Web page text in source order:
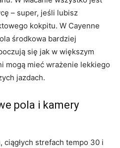
– super, jeśli lubisz
kokpitu. W Cayenne
środkowa bardziej
się jak w większym
mogą mieć wrażenie lekkiego
jazdach.
pola i kamery
strefach tempo 30 i